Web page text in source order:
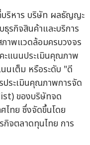
บริหาร บริษัท ผลธัญญะ
รกิจสินค้าและบริการ
าพแวดล้อมครบวงจร
ะแนนประเมินคุณภาพ
นเต็ม หรือระดับ "ดี
ประเมินคุณภาพการจัด
ของบริษัทจด
ไทย ซึ่งจัดขึ้นโดย
กิจตลาดทุนไทย การ